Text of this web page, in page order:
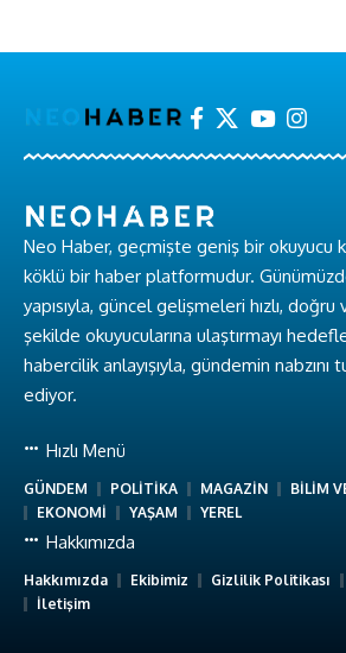
Neo Haber, geçmişte geniş bir okuyucu
köklü bir haber platformudur.
yapısıyla, güncel gelişmeleri hızlı, doğru
şekilde okuyucularına ulaştırmayı
habercilik anlayışıyla, gündemin
ediyor.
Hızlı Menü
GÜNDEM POLİTİKA MAGAZİN
BİLİM
EKONOMİ
YAŞAM YEREL
Hakkımızda
Hakkımızda Ekibimiz Gizlilik Politikası
İletişim